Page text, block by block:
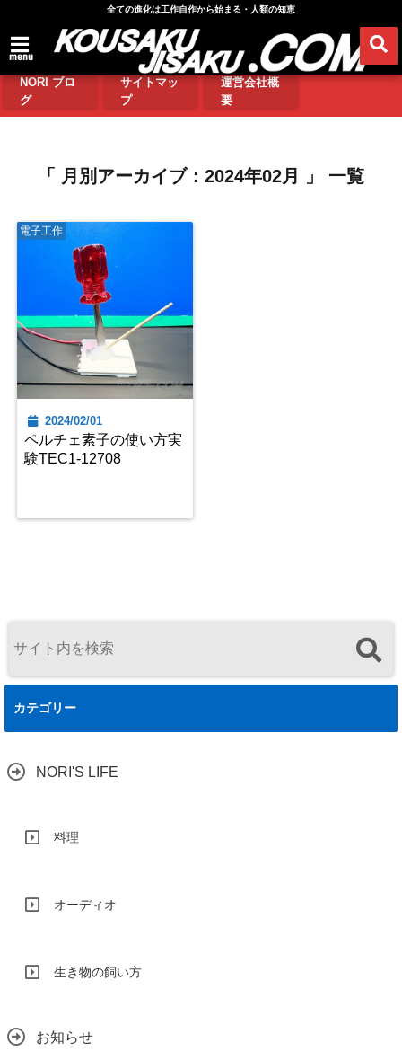
全ての進化は工作自作から始まる・人類の知恵
menu
NORI ブロ
グ
サイトマッ
プ
運営会社概
要
「 月別アーカイブ：2024年02月 」 一覧
電子工作
2024/02/01
ペルチェ素子の使い方実
験TEC1-12708
カテゴリー
NORI'S LIFE
料理
オーディオ
生き物の飼い方
お知らせ